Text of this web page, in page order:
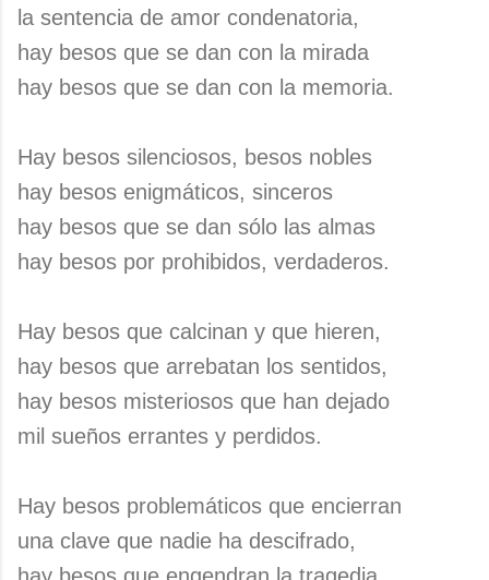
la sentencia de amor condenatoria,
hay besos que se dan con la mirada
hay besos que se dan con la memoria.
Hay besos silenciosos, besos nobles
hay besos enigmáticos, sinceros
hay besos que se dan sólo las almas
hay besos por prohibidos, verdaderos.
Hay besos que calcinan y que hieren,
hay besos que arrebatan los sentidos,
hay besos misteriosos que han dejado
mil sueños errantes y perdidos.
Hay besos problemáticos que encierran
una clave que nadie ha descifrado,